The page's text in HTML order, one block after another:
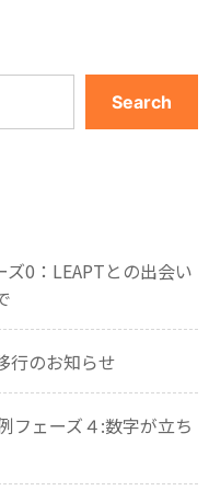
Search
0：LEAPTとの出会い
行のお知らせ
フェーズ４:数字が立ち